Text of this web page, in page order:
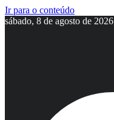
Ir para o conteúdo
sábado, 8 de agosto de 2026